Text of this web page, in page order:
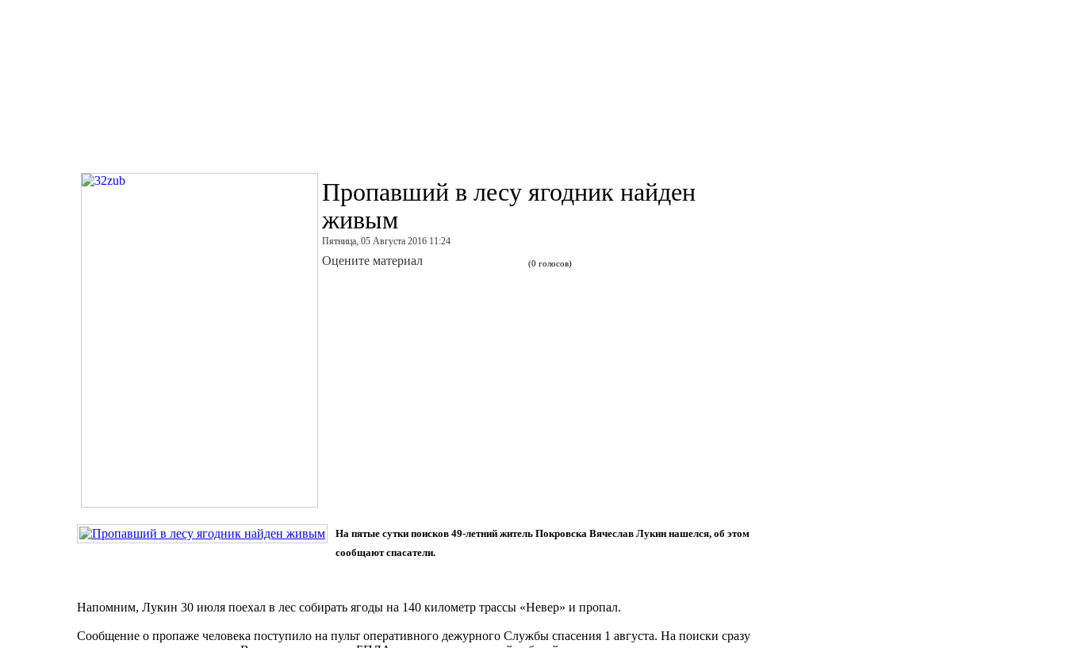
Пропавший в лесу ягодник найден
живым
Пятница, 05 Августа 2016 11:24
Оцените материал (0 голосов)
На пятые сутки поисков 49-летний житель Покровска Вячеслав Лукин нашелся, об этом
сообщают спасатели.
Напомним, Лукин 30 июля поехал в лес собирать ягоды на 140 километр трассы «Невер» и пропал.
Сообщение о пропаже человека поступило на пульт оперативного дежурного Службы спасения 1 августа. На поиски сразу